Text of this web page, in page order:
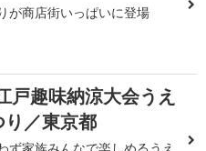
が商店街いっぱいに登場
戸趣味納涼大会うえ
／東京都